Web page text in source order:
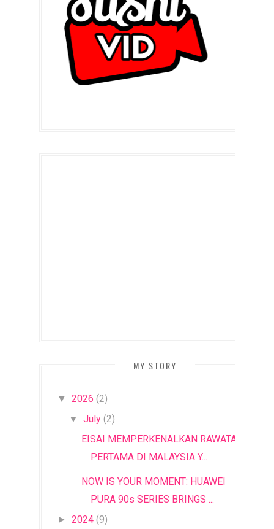
MY STORY
▼ 2026 (2)
▼ July (2)
EISAI MEMPERKENALKAN RAWATAN
PERTAMA DI MALAYSIA Y...
NOW IS YOUR MOMENT: HUAWEI
PURA 90s SERIES BRINGS ...
► 2024 (9)